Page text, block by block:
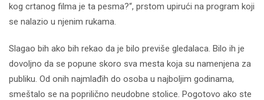
kog crtanog filma je ta pesma?“, prstom upirući na program koji
se nalazio u njenim rukama.
Slagao bih ako bih rekao da je bilo previše gledalaca. Bilo ih je
dovoljno da se popune skoro sva mesta koja su namenjena za
publiku. Od onih najmlađih do osoba u najboljim godinama,
smeštalo se na poprilično neudobne stolice. Pogotovo ako ste